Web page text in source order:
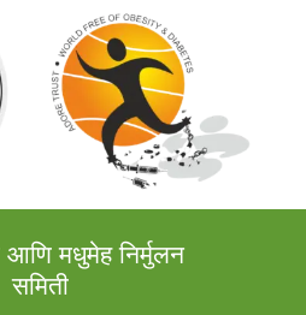
मधुमेह निर्मुलन
समिती